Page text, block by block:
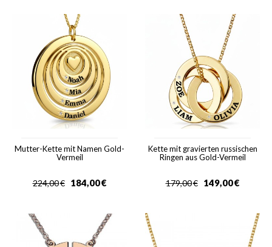
Mutter-Kette mit Namen Gold-
Vermeil
€
224,00 €
184,00
Kette mit gravierten russischen
Ringen aus Gold-Vermeil
€
179,00 €
149,00